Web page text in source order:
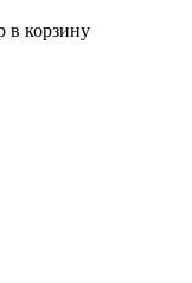
в корзину